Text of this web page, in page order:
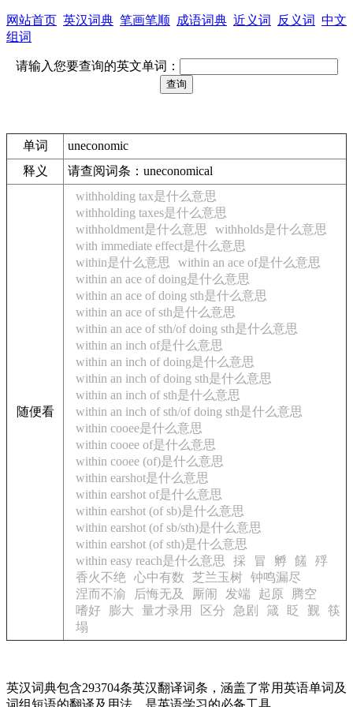
网站首页 英汉词典 笔画笔顺 成语词典 近义词 反义词 中文
组词
请输入您要查询的英文单词：
单词
uneconomic
释义
请查阅词条：uneconomical
随便看
withholding tax是什么意思
withholding taxes是什么意思
withholdment是什么意思
withholds是什么意思
with immediate effect是什么意思
within是什么意思
within an ace of是什么意思
within an ace of doing是什么意思
within an ace of doing sth是什么意思
within an ace of sth是什么意思
within an ace of sth/of doing sth是什么意思
within an inch of是什么意思
within an inch of doing是什么意思
within an inch of doing sth是什么意思
within an inch of sth是什么意思
within an inch of sth/of doing sth是什么意思
within cooee是什么意思
within cooee of是什么意思
within cooee (of)是什么意思
within earshot是什么意思
within earshot of是什么意思
within earshot (of sb)是什么意思
within earshot (of sb/sth)是什么意思
within earshot (of sth)是什么意思
within easy reach是什么意思
採 冒 孵 饈
殍
香火不绝
心中有数 芝兰玉树
钟鸣漏尽
涅而不渝
后悔无及 厮闹 发端 起原
腾空
嗜好
膨大 量才录用 区分 急剧 箴 眨 觐
筷
塌
英汉词典包含293704条英汉翻译词条，涵盖了常用英语单词及
词组短语的翻译及用法，是英语学习的必备工具。